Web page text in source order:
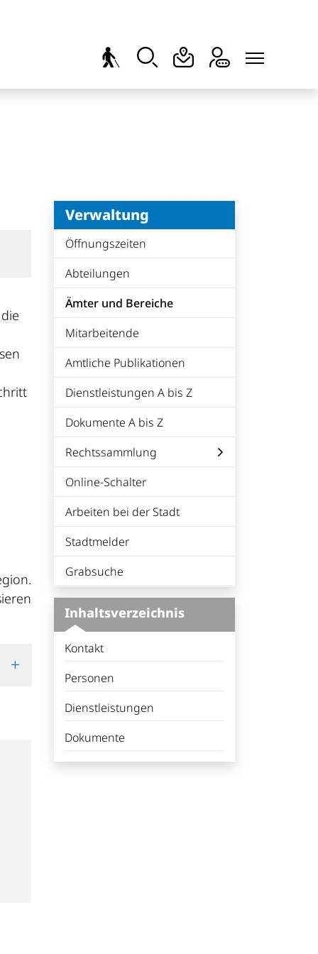
Verwaltung
Öffnungszeiten
Abteilungen
Ämter und Bereiche
(ausgewählt)
Mitarbeitende
Amtliche Publikationen
Dienstleistungen A bis Z
Dokumente A bis Z
Rechtssammlung
Online-Schalter
Arbeiten bei der Stadt
Stadtmelder
Grabsuche
Inhaltsverzeichnis
Kontakt
Personen
Dienstleistungen
Dokumente